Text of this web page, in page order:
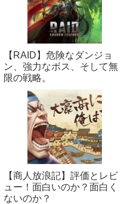
【RAID】危険なダンジョ
ン、強力なボス、そして無
限の戦略。
【商人放浪‪記】評価とレビ
ュー！面白いのか？面白く
ないのか？